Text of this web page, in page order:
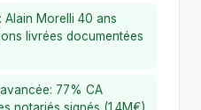
Alain Morelli 40 ans
livrées documentées
77% CA